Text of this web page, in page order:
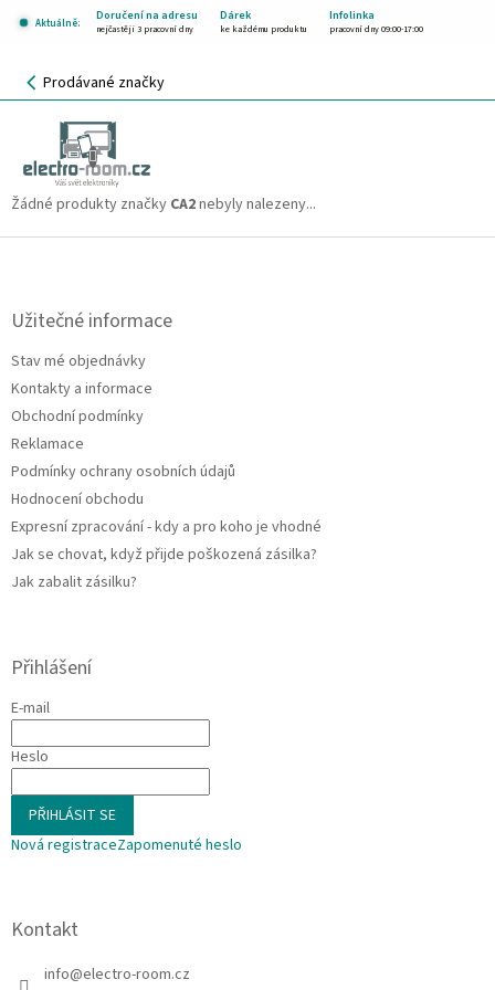
Aktuálně:
Doručení na adresu Dárek Infolinka
nejčastěji 3 pracovní dny ke každému produktu pracovní dny 09:00-17:00
NÁKUPNÍ
KOŠÍK
Prodávané značky
Žádné produkty značky CA2nebyly nalezeny...
Z
Užitečné informace
Stav mé objednávky
Kontakty a informace
Obchodní podmínky
Reklamace
Podmínky ochrany osobních údajů
Hodnocení obchodu
Expresní zpracování - kdy a pro koho je vhodné
Jak se chovat, když přijde poškozená zásilka?
Jak zabalit zásilku?
Přihlášení
E-mail
Heslo
PŘIHLÁSIT SE
Nová registraceZapomenuté heslo
Kontakt
info@electro-room.cz